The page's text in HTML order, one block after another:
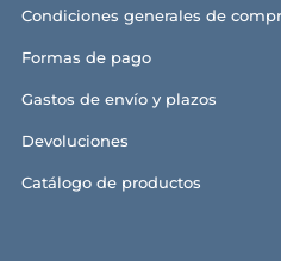
Condiciones generales de
Formas de pago
Gastos de envío y plazos
Devoluciones
Catálogo de productos